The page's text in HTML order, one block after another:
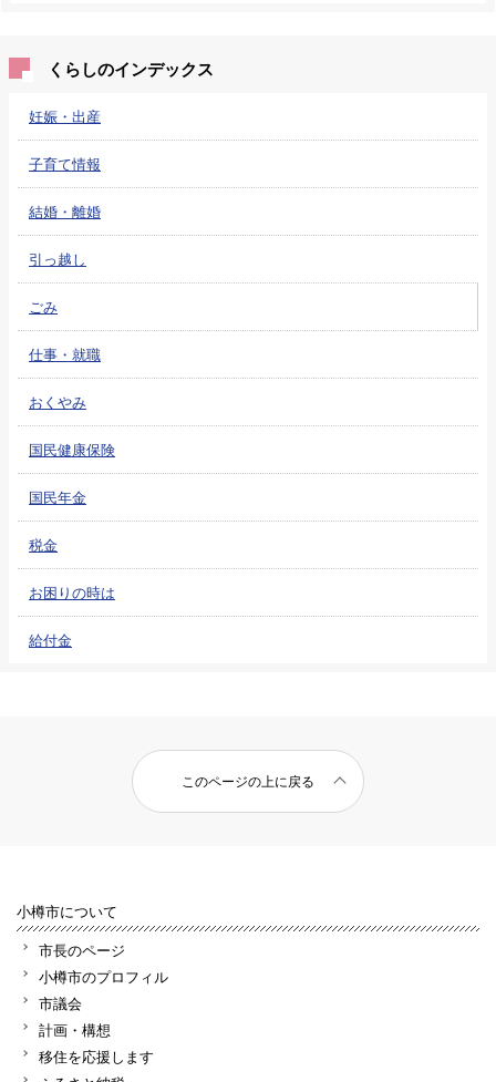
くらしのインデックス
妊娠・出産
子育て情報
結婚・離婚
引っ越し
ごみ
仕事・就職
おくやみ
国民健康保険
国民年金
税金
お困りの時は
給付金
このページの上に戻る
小樽市について
市長のページ
小樽市のプロフィル
市議会
計画・構想
移住を応援します